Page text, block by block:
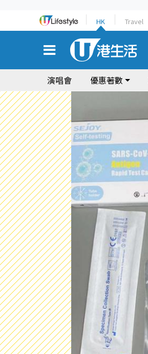
HK Travel
演唱會 優惠著數